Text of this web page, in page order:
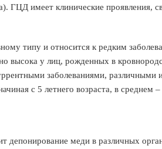
ГЦД имеет клинические проявления,
типу и относится к редким
высока у лиц, рожденных в
заболеваниями, различными
с 5 летнего возраста, в среднем
депонирование меди в различных